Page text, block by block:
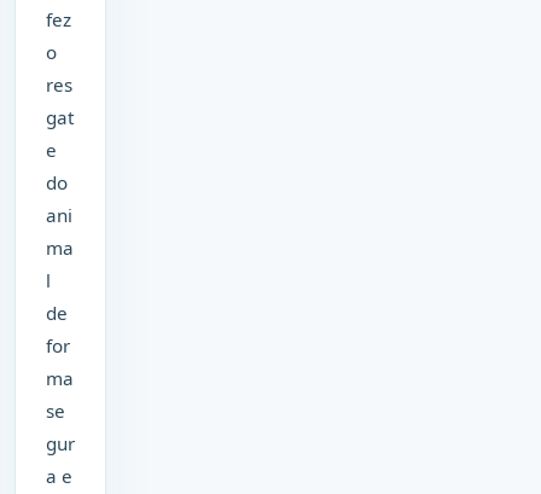
fez
o
res
gat
e
do
ani
ma
l
de
for
ma
se
gur
a e